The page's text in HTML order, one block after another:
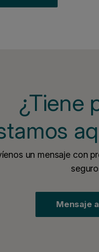
¿Tiene
un mensaje con
Mensaje